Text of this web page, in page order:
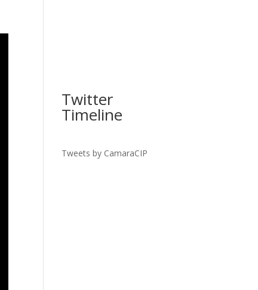
Twitter
Timeline
Tweets by CamaraCIP